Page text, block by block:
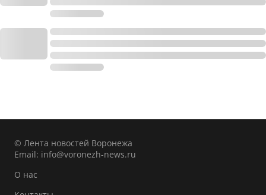
© Лента новостей Воронежа
Email: info@voronezh-news.ru
О нас